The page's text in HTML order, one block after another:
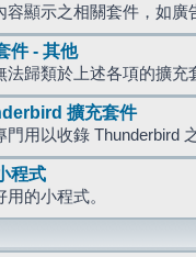
容顯示之相關套件，如廣
件 - 其他
法歸類於上述各項的擴充
擴充套件
門用以收錄 Thunderbird
程式
用的小程式。